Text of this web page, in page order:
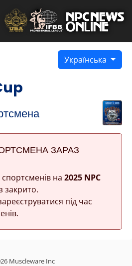
Українська
ЗАРАЗ
на 2025 NPC
закрито.
під час
Muscleware Inc